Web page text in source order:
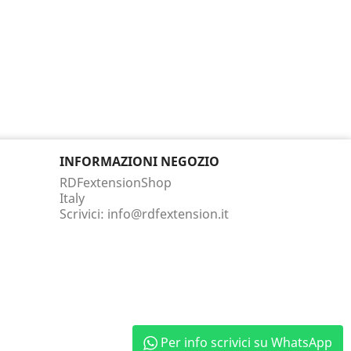
Per info scrivici su WhatsApp
INFORMAZIONI NEGOZIO
RDFextensionShop
Italy
Scrivici: info@rdfextension.it